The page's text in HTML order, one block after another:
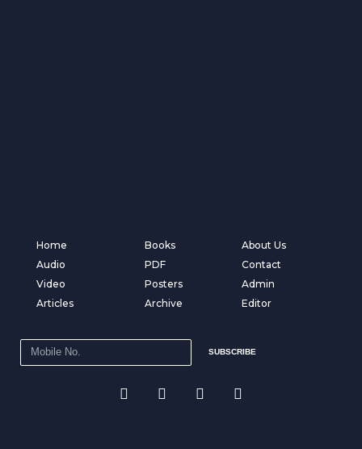
Home
Audio
Video
Articles
Books
PDF
Posters
Archive
About Us
Contact
Admin
Editor
SUBSCRIBE